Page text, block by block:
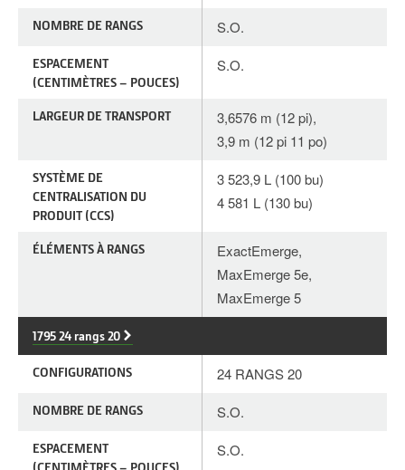
NOMBRE DE RANGS S.O.
ESPACEMENT
(CENTIMÈTRES – POUCES)
S.O.
LARGEUR DE TRANSPORT
3,6576 m (12 pi),
3,9 m (12 pi 11 po)
SYSTÈME DE
CENTRALISATION DU
PRODUIT (CCS)
3 523,9 L (100 bu)
4 581 L (130 bu)
ÉLÉMENTS À RANGS
ExactEmerge,
MaxEmerge 5e,
MaxEmerge 5
1795 24 rangs 20
CONFIGURATIONS 24 RANGS 20
NOMBRE DE RANGS S.O.
ESPACEMENT
S.O.